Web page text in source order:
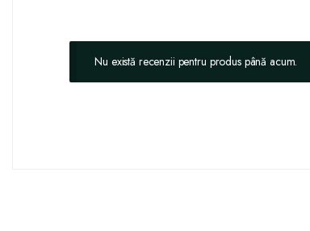
Nu există recenzii pentru produs până acum.